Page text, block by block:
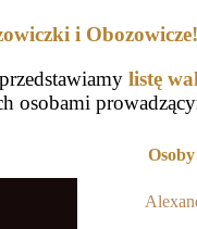
i Obozowicze!
listę
osobami